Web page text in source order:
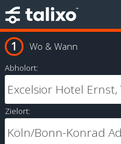
Wo & Wann
Abholort:
Zielort: